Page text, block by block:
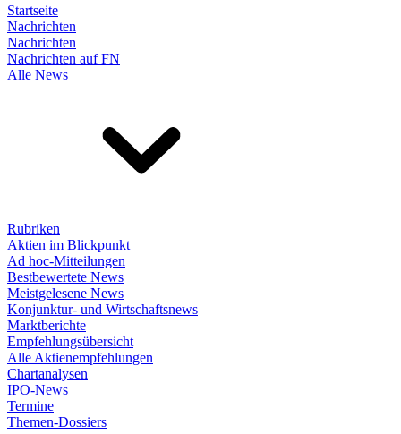
Startseite
Nachrichten
Nachrichten
Nachrichten auf FN
Alle News
Rubriken
Aktien im Blickpunkt
Ad hoc-Mitteilungen
Bestbewertete News
Meistgelesene News
Konjunktur- und Wirtschaftsnews
Marktberichte
Empfehlungsübersicht
Alle Aktienempfehlungen
Chartanalysen
IPO-News
Termine
Themen-Dossiers